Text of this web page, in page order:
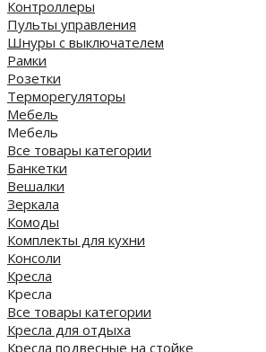
Контроллеры
Пульты управления
Шнуры с выключателем
Рамки
Розетки
Терморегуляторы
Мебель
Мебель
Все товары категории
Банкетки
Вешалки
Зеркала
Комоды
Комплекты для кухни
Консоли
Кресла
Кресла
Все товары категории
Кресла для отдыха
Кресла подвесные на стойке